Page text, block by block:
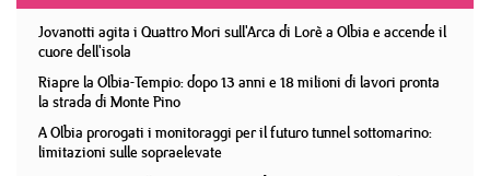
Jovanotti agita i Quattro Mori sull'Arca di Lorè a Olbia e accende il
cuore dell'isola
Riapre la Olbia-Tempio: dopo 13 anni e 18 milioni di lavori pronta
la strada di Monte Pino
A Olbia prorogati i monitoraggi per il futuro tunnel sottomarino:
limitazioni sulle sopraelevate